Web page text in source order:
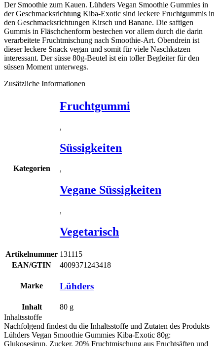
Der Smoothie zum Kauen. Lühders Vegan Smoothie Gummies in
der Geschmacksrichtung Kiba-Exotic sind leckere Fruchtgummis in
den Geschmacksrichtungen Kirsch und Banane. Die saftigen
Gummis in Fläschchenform bestechen vor allem durch die darin
verarbeitete Fruchtmischung nach Smoothie-Art. Obendrein ist
dieser leckere Snack vegan und somit für viele Naschkatzen
interessant. Der süsse 80g-Beutel ist ein toller Begleiter für den
süssen Moment unterwegs.
Zusätzliche Informationen
Kategorien
Fruchtgummi
,
Süssigkeiten
,
Vegane Süssigkeiten
,
Vegetarisch
Artikelnummer 131115
EAN/GTIN
4009371243418
Marke Lühders
Inhalt 80 g
Inhaltsstoffe
Nachfolgend findest du die Inhaltsstoffe und Zutaten des Produkts
Lühders Vegan Smoothie Gummies Kiba-Exotic 80g:
Glukosesirup, Zucker, 20% Fruchtmischung aus Fruchtsäften und